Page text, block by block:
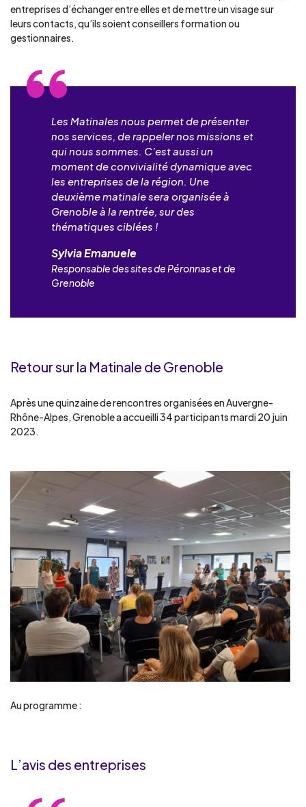
entreprises d’échanger entre elles et de mettre un visage sur
leurs contacts, qu’ils soient conseillers formation ou
gestionnaires.
Les Matinales nous permet de présenter
nos services, de rappeler nos missions et
qui nous sommes. C’est aussi un
moment de convivialité dynamique avec
les entreprises de la région. Une
deuxième matinale sera organisée à
Grenoble à la rentrée, sur des
thématiques ciblées !
Sylvia Emanuele
Responsable des sites de Péronnas et de
Grenoble
Retour sur la Matinale de Grenoble
Après une quinzaine de rencontres organisées en Auvergne-
Rhône-Alpes, Grenoble a accueilli 34 participants mardi 20 juin
2023.
Au programme :
L’avis des entreprises